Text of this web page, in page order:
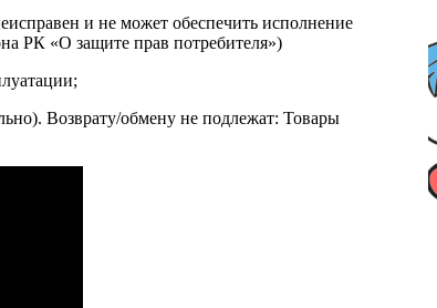
и не может обеспечить исполнение
РК «О защите прав потребителя»)
Возврату/обмену не подлежат: Товары